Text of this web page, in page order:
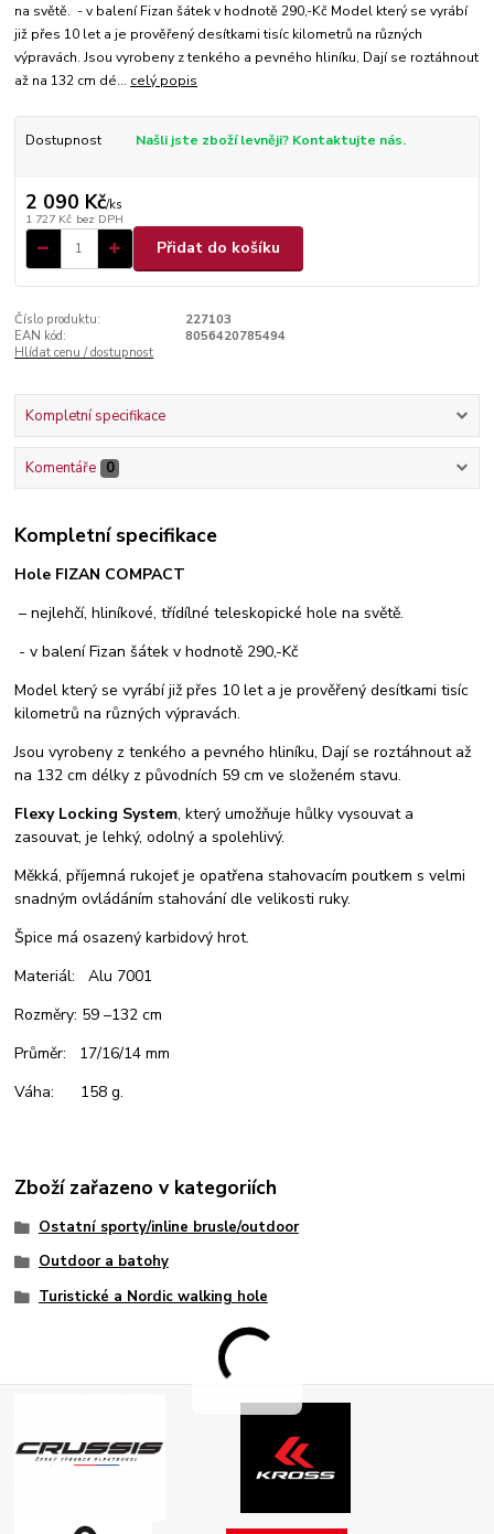
na světě. - v balení Fizan šátek v hodnotě 290,-Kč Model který se vyrábí
již přes 10 let a je prověřený desítkami tisíc kilometrů na různých
výpravách. Jsou vyrobeny z tenkého a pevného hliníku, Dají se roztáhnout
až na 132 cm dé... celý popis
Dostupnost Našli jste zboží levněji? Kontaktujte nás.
2 090 Kč/ks
1 727 Kč bez DPH
Přidat do košíku
Číslo produktu:
227103
EAN kód:
8056420785494
Hlídat cenu / dostupnost
Kompletní specifikace
Komentáře 0
Kompletní specifikace
Hole FIZAN COMPACT
– nejlehčí, hliníkové, třídílné teleskopické hole na světě.
- v balení Fizan šátek v hodnotě 290,-Kč
Model který se vyrábí již přes 10 let a je prověřený desítkami tisíc
kilometrů na různých výpravách.
Jsou vyrobeny z tenkého a pevného hliníku, Dají se roztáhnout až
na 132 cm délky z původních 59 cm ve složeném stavu.
Flexy Locking System, který umožňuje hůlky vysouvat a
zasouvat, je lehký, odolný a spolehlivý.
Měkká, příjemná rukojeť je opatřena stahovacím poutkem s velmi
snadným ovládáním stahování dle velikosti ruky.
Špice má osazený karbidový hrot.
Materiál: Alu 7001
Rozměry: 59 –132 cm
Průměr: 17/16/14 mm
Váha: 158 g.
Zboží zařazeno v kategoriích
Ostatní sporty/inline brusle/outdoor
Outdoor a batohy
Turistické a Nordic walking hole